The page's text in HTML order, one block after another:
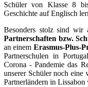
Schüler von Klasse 8
Geschichte auf Englisch
Besonders stolz sind wir
Partnerschaften bzw.
an einem Erasmus-Plus-
Partnerschulen in
Corona - Pandemie das
unserer Schüler noch eine
Partnerländern in Lissabon